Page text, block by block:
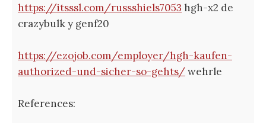
https://itsssl.com/russshiels7053 hgh-x2 de
crazybulk y genf20
https://ezojob.com/employer/hgh-kaufen-
authorized-und-sicher-so-gehts/wehrle
References: